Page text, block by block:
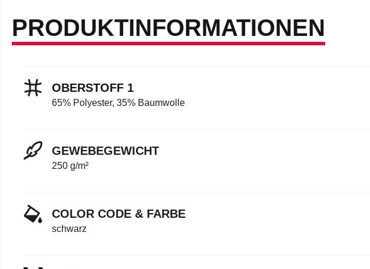
PRODUKTINFORMATIONEN
OBERSTOFF 1
65% Polyester, 35% Baumwolle
GEWEBEGEWICHT
250 g/m²
COLOR CODE & FARBE
schwarz